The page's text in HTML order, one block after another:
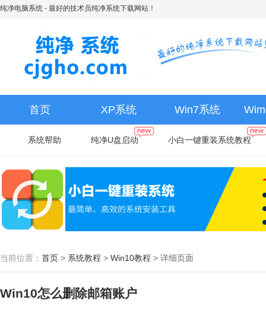
纯净电脑系统 - 最好的技术员纯净系统下载网站！
首页 XP系统 Win7系统
系统帮助 纯净U盘启动 小白一键重装系统教程
当前位置： 首页 > 系统教程 > Win10教程 > 详细页面
Win10怎么删除邮箱账户